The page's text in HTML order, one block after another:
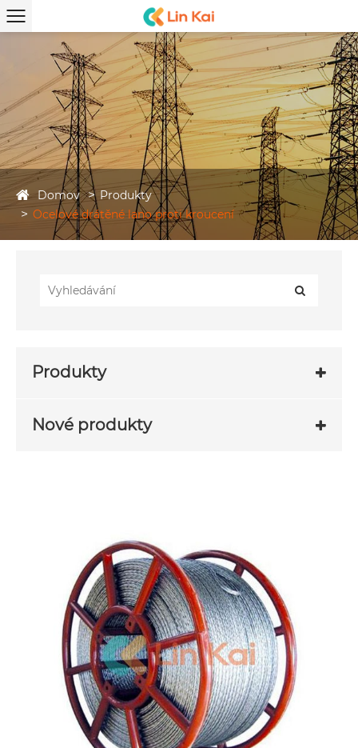
Domov
Produkty
Ocelové drátěné lano proti kroucení
Produkty
Nové produkty